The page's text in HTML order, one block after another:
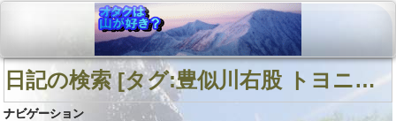
日記の検索 [タグ:豊似川右股 トヨニ岳南峰西面直登沢] 01～01(01件中)
ナビゲーション